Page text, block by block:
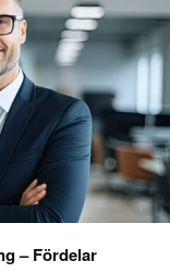
– Fördelar